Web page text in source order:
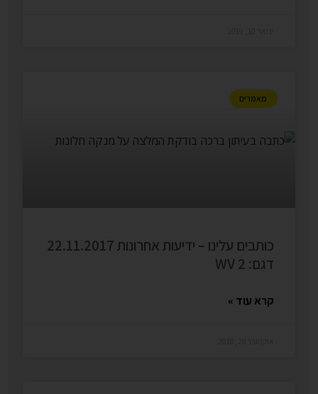
מאמרים
כותבים עלינו – ידיעות אחרונות 22.11.2017
דגם: WV 2
קרא עוד »